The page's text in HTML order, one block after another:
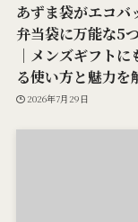
あずま袋がエコバ
弁当袋に万能な5
｜メンズギフトに
る使い方と魅力を
2026年7月29日